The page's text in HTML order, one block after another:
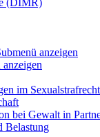
(DIMR)
anzeigen
anzeigen
im
bei Gewalt in
Belastung